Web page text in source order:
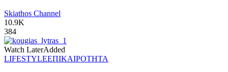
Skiathos Channel
10.9K
384
Watch LaterAdded
LIFESTYLEΕΠΙΚΑΙΡΟΤΗΤΑ